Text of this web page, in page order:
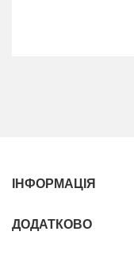
ІНФОРМАЦІЯ
ДОДАТКОВО